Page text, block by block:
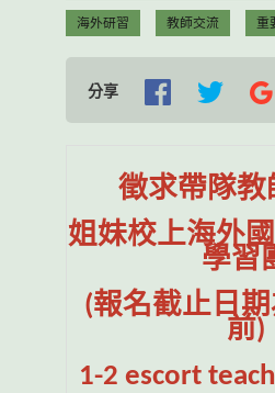
海外研習 教師交流 重
分享
徵求帶隊教
姐妹校上海外
學習
(報名截止日
前)
1-2 escort